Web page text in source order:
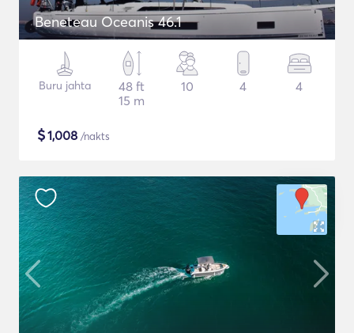
Beneteau Oceanis 46.1
Buru jahta
48 ft
15 m
10 4 4
$1,008 /nakts